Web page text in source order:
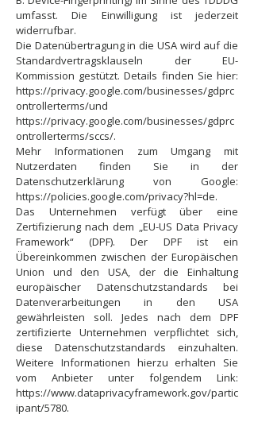
umfasst. Die Einwilligung ist jederzeit
widerrufbar.
Die Datenübertragung in die USA wird auf die
Standardvertragsklauseln der EU-
Kommission gestützt. Details finden Sie hier:
https://privacy.google.com/businesses/gdprc
ontrollerterms/und
https://privacy.google.com/businesses/gdprc
ontrollerterms/sccs/.
Mehr Informationen zum Umgang mit
Nutzerdaten finden Sie in der
Datenschutzerklärung von Google:
https://policies.google.com/privacy?hl=de.
Das Unternehmen verfügt über eine
Zertifizierung nach dem „EU-US Data Privacy
Framework“ (DPF). Der DPF ist ein
Übereinkommen zwischen der Europäischen
Union und den USA, der die Einhaltung
europäischer Datenschutzstandards bei
Datenverarbeitungen in den USA
gewährleisten soll. Jedes nach dem DPF
zertifizierte Unternehmen verpflichtet sich,
diese Datenschutzstandards einzuhalten.
Weitere Informationen hierzu erhalten Sie
vom Anbieter unter folgendem Link:
https://www.dataprivacyframework.gov/partic
ipant/5780.